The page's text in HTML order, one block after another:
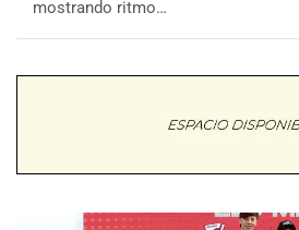
mostrando ritmo…